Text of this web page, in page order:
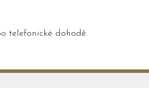
telefonické dohodě.